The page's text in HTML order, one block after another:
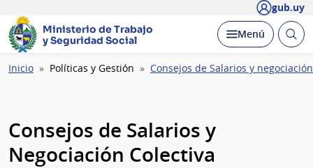
gub.uy
Ministerio de Trabajo
y Seguridad Social
Desplegar
Menú Abrir
Ruta
Inicio Políticas y Gestión Consejos de Salarios y
Consejos de Salarios y
Negociación Colectiva